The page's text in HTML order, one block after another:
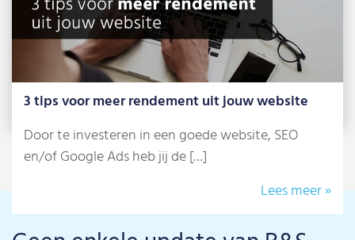
3 tips voor meer rendement uit jouw website
Door te investeren in een goede website, SEO
en/of Google Ads heb jij de […]
Lees meer »